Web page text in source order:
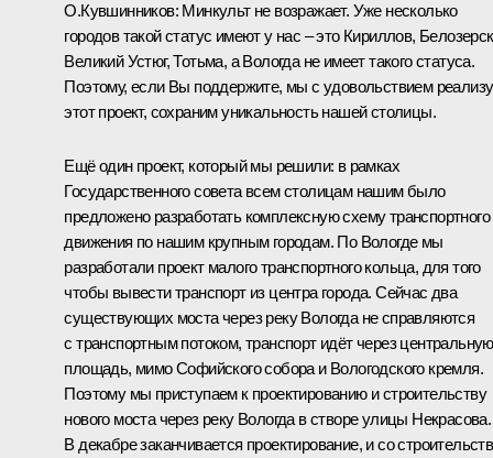
О.Кувшинников: Минкульт не возражает. Уже несколько
городов такой статус имеют у нас – это Кириллов,
Великий Устюг, Тотьма, а Вологда не имеет такого статуса.
Поэтому, если Вы поддержите, мы с удовольствием
этот проект, сохраним уникальность нашей столицы.
Ещё один проект, который мы решили: в рамках
Государственного совета всем столицам нашим было
предложено разработать комплексную схему транспортного
движения по нашим крупным городам. По Вологде мы
разработали проект малого транспортного кольца, для того
чтобы вывести транспорт из центра города. Сейчас два
существующих моста через реку Вологда не справляются
с транспортным потоком, транспорт идёт через центральную
площадь, мимо Софийского собора и Вологодского кремля.
Поэтому мы приступаем к проектированию и строительству
нового моста через реку Вологда в створе улицы Некрасова.
В декабре заканчивается проектирование, и со